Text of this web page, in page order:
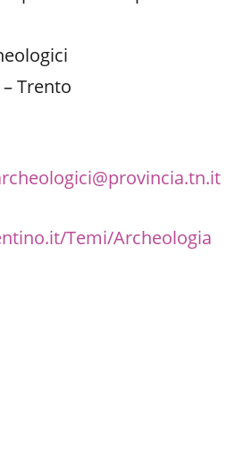
Trento
Temi/Archeologia